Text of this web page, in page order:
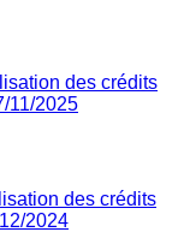
des crédits
11/2025
des crédits
2024